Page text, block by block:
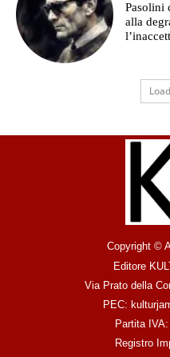
Pasolini
alla
Copyright ©
Editore
Via Prato della
PEC:
Partita IVA:
Registro